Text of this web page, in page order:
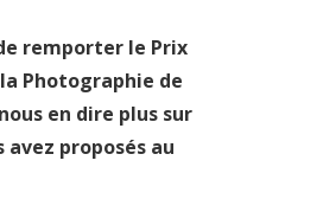
remporter le Prix
Photographie de
en dire plus sur
proposés au